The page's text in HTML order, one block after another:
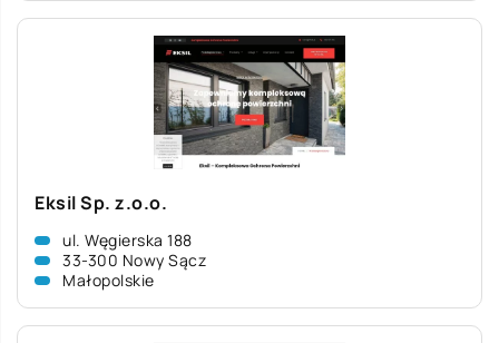
Eksil Sp. z.o.o.
ul. Węgierska 188
33-300 Nowy Sącz
Małopolskie